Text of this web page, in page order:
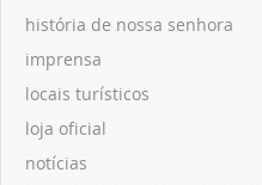
história de nossa senhora
imprensa
locais turísticos
loja oficial
notícias